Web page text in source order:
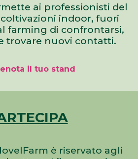
ai professionisti del
indoor, fuori
farming di confrontarsi,
trovare nuovi contatti.
il tuo stand
è riservato agli